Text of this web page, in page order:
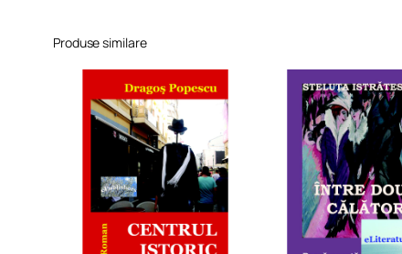
Produse similare